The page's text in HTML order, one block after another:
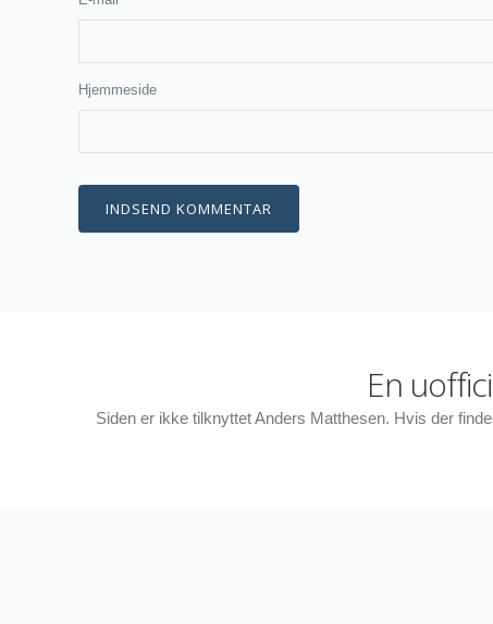
Hjemmeside
En
Siden er ikke tilknyttet Anders Matthesen. Hvis der